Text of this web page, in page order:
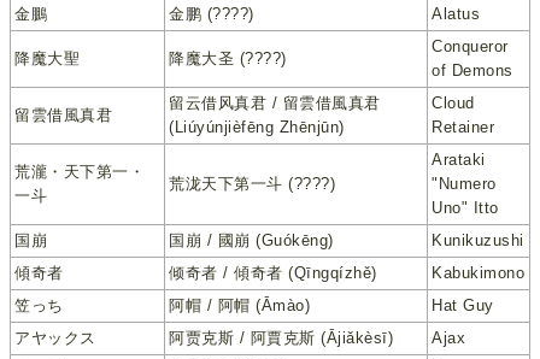
金鵬
金鹏 (????) Alatus
降魔大聖 降魔大圣 (????)
Conqueror
of Demons
留雲借風真君
留云借风真君 / 留雲借風真君
(Liúyúnjièfēng Zhēnjūn)
Cloud
Retainer
荒瀧・天下第一・
一斗
荒泷天下第一斗 (????)
Arataki
"Numero
Uno" Itto
国崩
国崩 / 國崩 (Guókēng)
Kunikuzushi
傾奇者
倾奇者 / 傾奇者 (Qīngqízhě)
Kabukimono
笠っち
阿帽 / 阿帽 (Āmào)
Hat Guy
アヤックス
阿贾克斯 / 阿賈克斯 (Ājiǎkèsī)
Ajax